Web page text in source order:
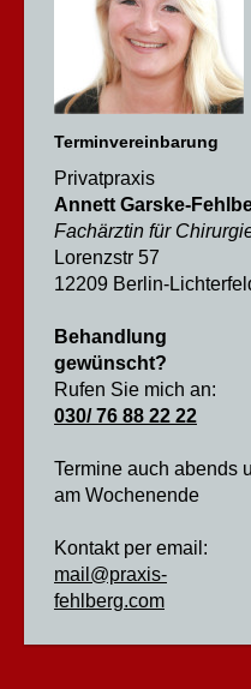
Terminvereinbarung
Privatpraxis
Annett Garske-
Fachärztin für
Lorenzstr 57
12209 Berlin-
Behandlung
gewünscht?
Rufen Sie mich an:
030/ 76 88 22 22
Termine auch abends
am Wochenende
Kontakt per email:
mail@praxis-
fehlberg.com